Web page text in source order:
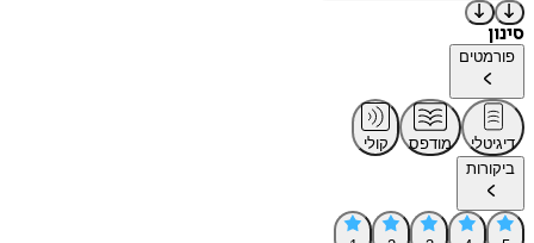
סינון
פורמטים
דיגיטלי מודפס
קולי
ביקורות